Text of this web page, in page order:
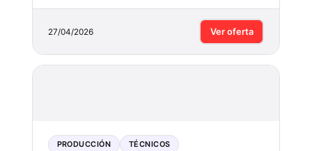
Asistencia en cambios durante funciones
Supervisión del estado del vestuario antes
y después de cada pase Requisitos:
Conocimientos de maquillaje y peluquería
27/04/2026 Ver oferta
PRODUCCIÓN TÉCNICOS